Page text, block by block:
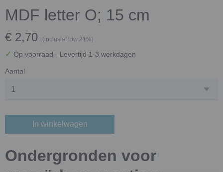
MDF letter O; 15 cm
€ 2,70 (inclusief btw 21%)
✓ Op voorraad - Levertijd 1-3 werkdagen
Aantal
In winkelwagen
Ondergronden voor